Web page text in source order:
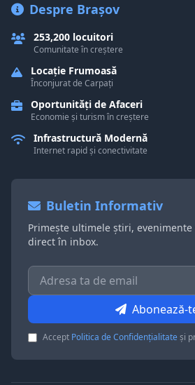
Despre Brașov
253,200 locuitori
Comunitate în creștere
Locație Frumoasă
Înconjurat de Carpați
Oportunități de Afaceri
Economie și turism în creștere
Infrastructură Modernă
Internet rapid și conectivitate
Buletin Informativ
Primește ultimele știri,
direct în inbox.
Abonează-
Accept Politica de Confidențialitateși